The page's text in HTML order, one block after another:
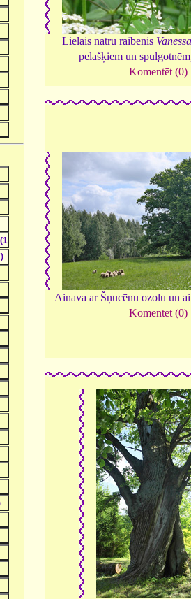
Lielais nātru raibenis
pelašķiem un
Komentēt (0)
Ainava ar Šņucēnu ozolu un
Komentēt (0)